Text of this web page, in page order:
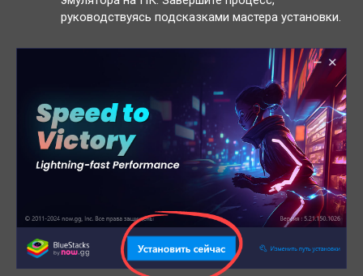
руководствуясь подсказками мастера установки.